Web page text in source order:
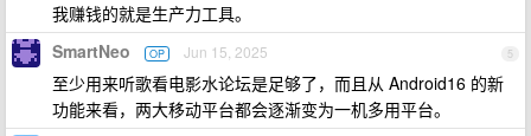
我赚钱的就是生产力工具。
5
SmartNeo OP Jun 15, 2025
至少用来听歌看电影水论坛是足够了，而且从 Android16 的新
功能来看，两大移动平台都会逐渐变为一机多用平台。